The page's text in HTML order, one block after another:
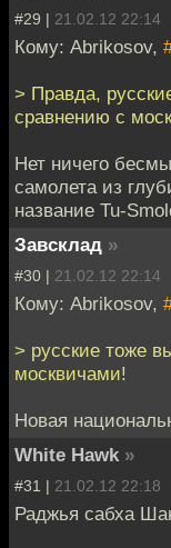
#29 | 21.02.12 22:14
Кому: Abrikosov,
> Правда,
сравнению с
Нет ничего
самолета из
название Tu-
Завсклад »
#30 | 21.02.12 22:14
Кому: Abrikosov,
> русские тоже
москвичами!
Новая
White Hawk »
#31 | 21.02.12 22:18
Раджья сабха